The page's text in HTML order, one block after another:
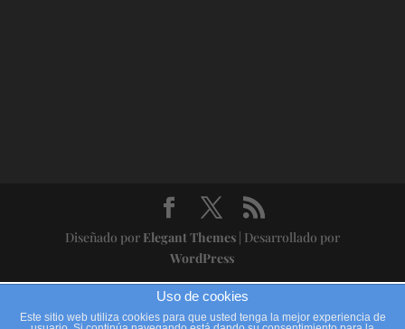
Diseñado por Elegant Themes| Desarrollado por
WordPress
Uso de cookies
Este sitio web utiliza cookies para que usted tenga la mejor experiencia de